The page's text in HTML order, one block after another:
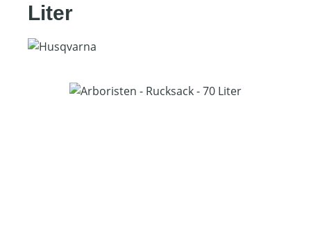
Liter
Bildergalerie überspringen